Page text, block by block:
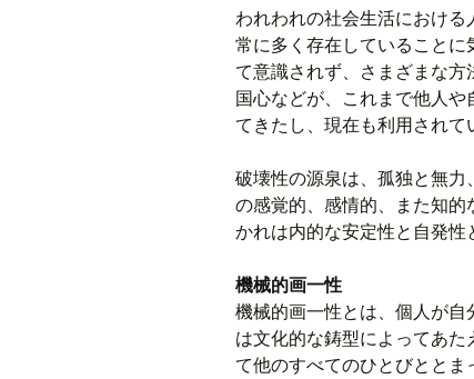
われわれの社会生活におけ
常に多く存在していること
て意識されず、さまざまな
国心などが、これまで他人
てきたし、現在も利用されて
破壊性の源泉は、孤独と無
の感覚的、感情的、また知的
かれは内的な安定性と自発性
機械的画一性
機械的画一性とは、個人が
は文化的な鋳型によってあ
て他のすべてのひとびとと